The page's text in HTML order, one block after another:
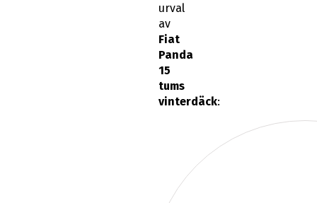
urval
av
Fiat
Panda
15
tums
vinterdäck: